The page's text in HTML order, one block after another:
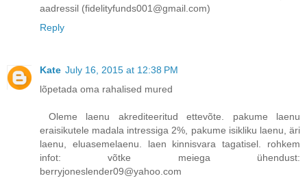
aadressil (fidelityfunds001@gmail.com)
Reply
Kate July 16, 2015 at 12:38 PM
lõpetada oma rahalised mured
Oleme laenu akrediteeritud ettevõte. pakume laenu
eraisikutele madala intressiga 2%, pakume isikliku laenu, äri
laenu, eluasemelaenu. laen kinnisvara tagatisel. rohkem
infot: võtke meiega ühendust:
berryjoneslender09@yahoo.com